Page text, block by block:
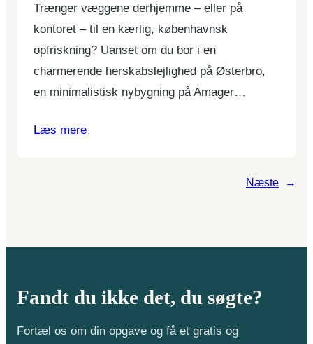
Trænger væggene derhjemme – eller på
kontoret – til en kærlig, københavnsk
opfriskning? Uanset om du bor i en
charmerende herskabslejlighed på Østerbro,
en minimalistisk nybygning på Amager…
Læs mere
Næste →
Fandt du ikke det, du søgte?
Fortæl os om din opgave og få et gratis og